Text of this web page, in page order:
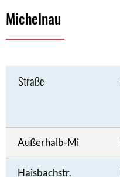
Michelnau
Michelnau
Straße
Außerhalb-Mi
Haisbachstr.